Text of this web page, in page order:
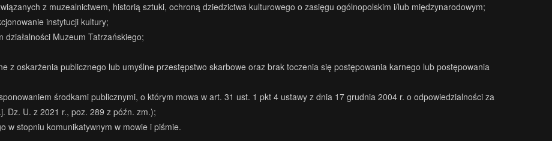
z muzealnictwem, historią sztuki, ochroną dziedzictwa kulturowego o zasięgu ogólnopolskim i/lub międzynarodowym;
instytucji kultury;
Muzeum Tatrzańskiego;
z oskarżenia publicznego lub umyślne przestępstwo skarbowe oraz brak toczenia się postępowania karnego lub postępowania
środkami publicznymi, o którym mowa w art. 31 ust. 1 pkt 4 ustawy z dnia 17 grudnia 2004 r. o odpowiedzialności za
Dz. U. z 2021 r., poz. 289 z późn. zm.);
w stopniu komunikatywnym w mowie i piśmie.